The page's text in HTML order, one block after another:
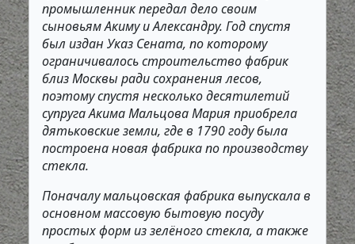
промышленник передал дело своим
сыновьям Акиму и Александру. Год спустя
был издан Указ Сената, по которому
ограничивалось строительство фабрик
близ Москвы ради сохранения лесов,
поэтому спустя несколько десятилетий
супруга Акима Мальцова Мария приобрела
дятьковские земли, где в 1790 году была
построена новая фабрика по производству
стекла.
Поначалу мальцовская фабрика выпускала в
основном массовую бытовую посуду
простых форм из зелёного стекла, а также